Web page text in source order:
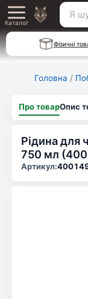
Перейти
до
вмісту
Main
Menu
Каталог
Пошук
для:
Фізичні
Головна /
Про товарОпис
Рідина для
750 мл
Артикул: